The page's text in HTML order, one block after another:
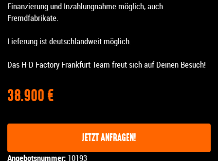
Finanzierung und Inzahlungnahme möglich, auch
Fremdfabrikate.
Lieferung ist deutschlandweit möglich.
Das H-D Factory Frankfurt Team freut sich auf Deinen Besuch!
38.900 €
JETZT ANFRAGEN!
Angebotsnummer: 10193